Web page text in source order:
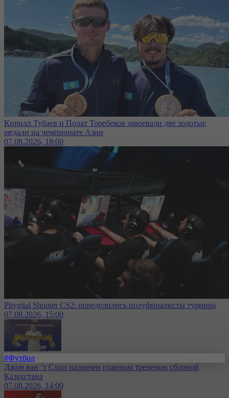
Кирилл Тубаев и Полат Торебеков завоевали две золотые
медали на чемпионате Азии
07.08.2026, 18:00
Phygital Shooter CS2: определились полуфиналисты турнира
07.08.2026, 15:00
#Футбол
Джон ван ’т Схип назначен главным тренером сборной
Казахстана
07.08.2026, 14:00